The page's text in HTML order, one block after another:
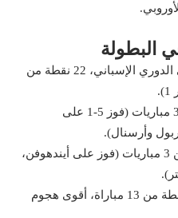
البطولة
أتلتيكو مدريد: المركز الرابع في الدوري الإسباني، 22 نقطة من
في دوري الأبطال: 3 نقاط من 3 مباريات (فوز 5-1 على
وأرسنال).
يونيون سان جرمان: 3 نقاط من 3 مباريات (فوز على أيندهوفن،
يتصدر الدوري البلجيكي بـ32 نقطة من 13 مباراة، أقوى هجوم